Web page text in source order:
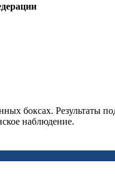
боксах. Результаты
наблюдение.